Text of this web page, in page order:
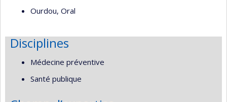
Ourdou, Oral
Disciplines
Médecine préventive
Santé publique